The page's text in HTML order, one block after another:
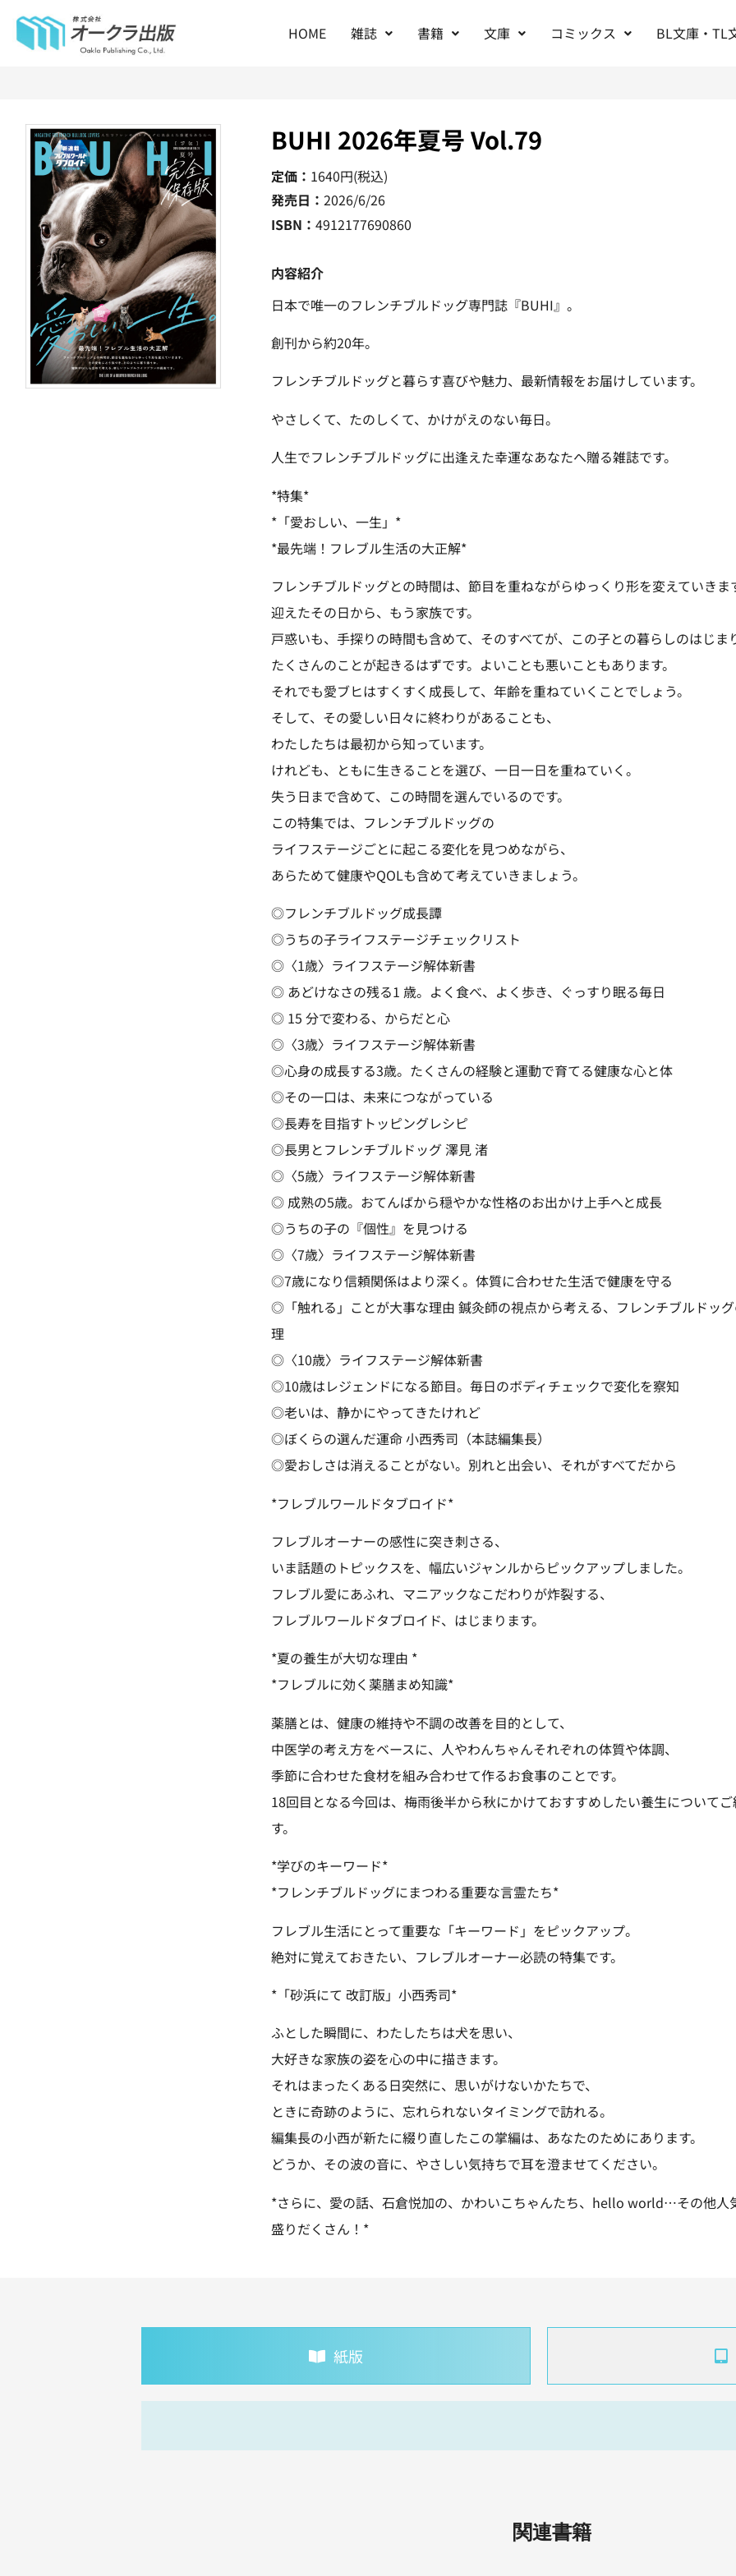
HOME 雑誌 書籍 文庫 コミックス BL文庫・TL
BUHI 2026年夏号 Vol.79
定価： 1640円(税込)
発売日： 2026/6/26
ISBN： 4912177690860
内容紹介
日本で唯一のフレンチブルドッグ専門誌『BUHI』。
創刊から約20年。
フレンチブルドッグと暮らす喜びや魅力、最新情報をお届けしています。
やさしくて、たのしくて、かけがえのない毎日。
人生でフレンチブルドッグに出逢えた幸運なあなたへ贈る雑誌です。
*特集*
*「愛おしい、一生」*
*最先端！フレブル生活の大正解*
フレンチブルドッグとの時間は、節目を重ねながらゆっくり形を変えていきま
迎えたその日から、もう家族です。
戸惑いも、手探りの時間も含めて、そのすべてが、この子との暮らしのはじま
たくさんのことが起きるはずです。よいことも悪いこともあります。
それでも愛ブヒはすくすく成長して、年齢を重ねていくことでしょう。
そして、その愛しい日々に終わりがあることも、
わたしたちは最初から知っています。
けれども、ともに生きることを選び、一日一日を重ねていく。
失う日まで含めて、この時間を選んでいるのです。
この特集では、フレンチブルドッグの
ライフステージごとに起こる変化を見つめながら、
あらためて健康やQOLも含めて考えていきましょう。
◎フレンチブルドッグ成長譚
◎うちの子ライフステージチェックリスト
◎〈1歳〉ライフステージ解体新書
◎ あどけなさの残る1 歳。よく食べ、よく歩き、ぐっすり眠る毎日
◎ 15 分で変わる、からだと心
◎〈3歳〉ライフステージ解体新書
◎心身の成長する3歳。たくさんの経験と運動で育てる健康な心と体
◎その一口は、未来につながっている
◎長寿を目指すトッピングレシピ
◎長男とフレンチブルドッグ 澤見 渚
◎〈5歳〉ライフステージ解体新書
◎ 成熟の5歳。おてんばから穏やかな性格のお出かけ上手へと成長
◎うちの子の『個性』を見つける
◎〈7歳〉ライフステージ解体新書
◎7歳になり信頼関係はより深く。体質に合わせた生活で健康を守る
◎「触れる」ことが大事な理由 鍼灸師の視点から考える、フレンチブルドッ
理
◎〈10歳〉ライフステージ解体新書
◎10歳はレジェンドになる節目。毎日のボディチェックで変化を察知
◎老いは、静かにやってきたけれど
◎ぼくらの選んだ運命 小西秀司（本誌編集長）
◎愛おしさは消えることがない。別れと出会い、それがすべてだから
*フレブルワールドタブロイド*
フレブルオーナーの感性に突き刺さる、
いま話題のトピックスを、幅広いジャンルからピックアップしました。
フレブル愛にあふれ、マニアックなこだわりが炸裂する、
フレブルワールドタブロイド、はじまります。
*夏の養生が大切な理由 *
*フレブルに効く薬膳まめ知識*
薬膳とは、健康の維持や不調の改善を目的として、
中医学の考え方をベースに、人やわんちゃんそれぞれの体質や体調、
季節に合わせた食材を組み合わせて作るお食事のことです。
18回目となる今回は、梅雨後半から秋にかけておすすめしたい養生について
す。
*学びのキーワード*
*フレンチブルドッグにまつわる重要な言霊たち*
フレブル生活にとって重要な「キーワード」をピックアップ。
絶対に覚えておきたい、フレブルオーナー必読の特集です。
*「砂浜にて 改訂版」小西秀司*
ふとした瞬間に、わたしたちは犬を思い、
大好きな家族の姿を心の中に描きます。
それはまったくある日突然に、思いがけないかたちで、
ときに奇跡のように、忘れられないタイミングで訪れる。
編集長の小西が新たに綴り直したこの掌編は、あなたのためにあります。
どうか、その波の音に、やさしい気持ちで耳を澄ませてください。
*さらに、愛の話、石倉悦加の、かわいこちゃんたち、hello world…その他人
盛りだくさん！*
紙版
関連書籍